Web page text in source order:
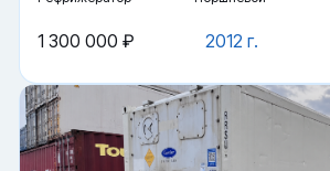
2012 г.
1 300 000 ₽